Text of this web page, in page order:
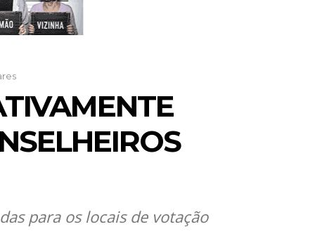
para os locais de votação